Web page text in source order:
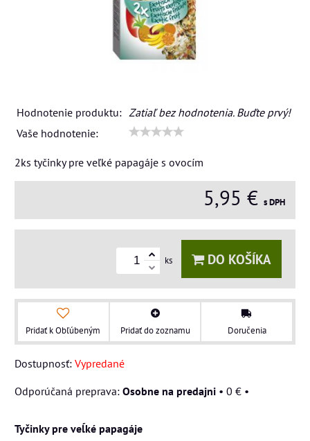
Hodnotenie produktu: Zatiaľ bez hodnotenia. Buďte prvý!
Vaše hodnotenie:
2ks tyčinky pre veľké papagáje s ovocím
5,95 € s DPH
ks DO KOŠÍKA
Pridať k Obľúbeným Pridať do zoznamu Doručenia
Dostupnosť: Vypredané
Osobne na predajni • 0 € •
Tyčinky pre veĺké papagáje